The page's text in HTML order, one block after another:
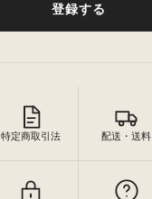
登録する
特定商取引法 配送・送料